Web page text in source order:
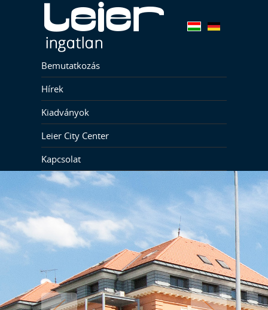
Bemutatkozás
Hírek
Kiadványok
Leier City Center
Kapcsolat